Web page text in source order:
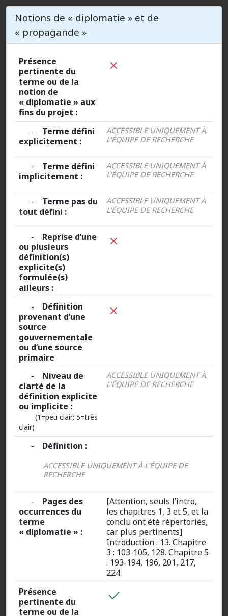
Notions de « diplomatie » et de
« propagande »
Présence
pertinente du
terme ou de la
notion de
« diplomatie » aux
fins du projet :
- Terme défini
explicitement :
ACCESSIBLE UNIQUEMENT À
L’ÉQUIPE DE RECHERCHE
- Terme défini
implicitement :
ACCESSIBLE UNIQUEMENT À
L’ÉQUIPE DE RECHERCHE
- Terme pas du
tout défini :
ACCESSIBLE UNIQUEMENT À
L’ÉQUIPE DE RECHERCHE
- Reprise d’une
ou plusieurs
définition(s)
explicite(s)
formulée(s)
ailleurs :
- Définition
provenant d’une
source
gouvernementale
ou d’une source
primaire
- Niveau de
clarté de la
définition explicite
ou implicite :
(1=peu clair; 5=très
clair)
ACCESSIBLE UNIQUEMENT À
L’ÉQUIPE DE RECHERCHE
- Définition :
ACCESSIBLE UNIQUEMENT À L’ÉQUIPE DE
RECHERCHE
- Pages des
occurrences du
terme
« diplomatie » :
[Attention, seuls l’intro,
les chapitres 1, 3 et 5, et la
conclu ont été répertoriés,
car plus pertinents]
Introduction : 13. Chapitre
3 : 103-105, 128. Chapitre 5
: 193-194, 196, 201, 217,
224.
Présence
pertinente du
terme ou de la